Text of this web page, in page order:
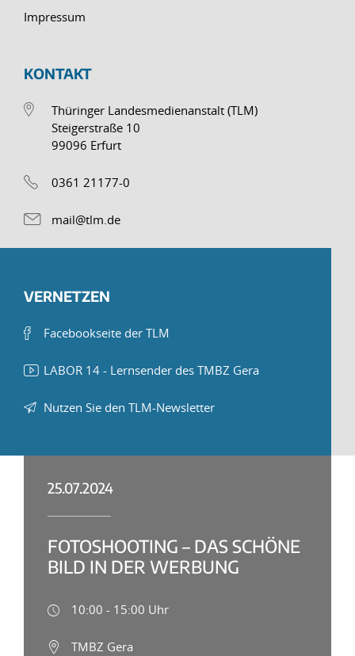
Impressum
KONTAKT
Thüringer Landesmedienanstalt (TLM)
Steigerstraße 10
99096 Erfurt
0361 21177-0
mail@tlm.de
VERNETZEN
Facebookseite der TLM
LABOR 14 - Lernsender des TMBZ Gera
Nutzen Sie den TLM-Newsletter
25.07.2024
FOTOSHOOTING – DAS SCHÖNE
BILD IN DER WERBUNG
10:00 - 15:00 Uhr
TMBZ Gera